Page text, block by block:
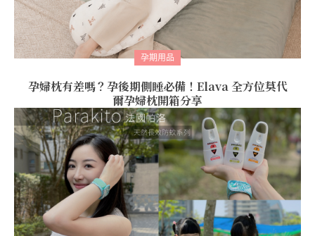
孕期用品
孕婦枕有差嗎？孕後期側睡必備！Elava 全方位莫代
爾孕婦枕開箱分享